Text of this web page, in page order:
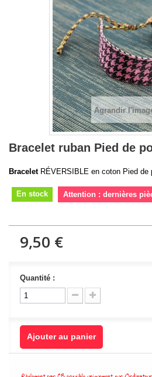
Agrandir
Bracelet ruban Pied de
BraceletRÉVERSIBLE en coton Pied de
En stock Attention : dernières
9,50 €
Quantité :
Ajouter au panier